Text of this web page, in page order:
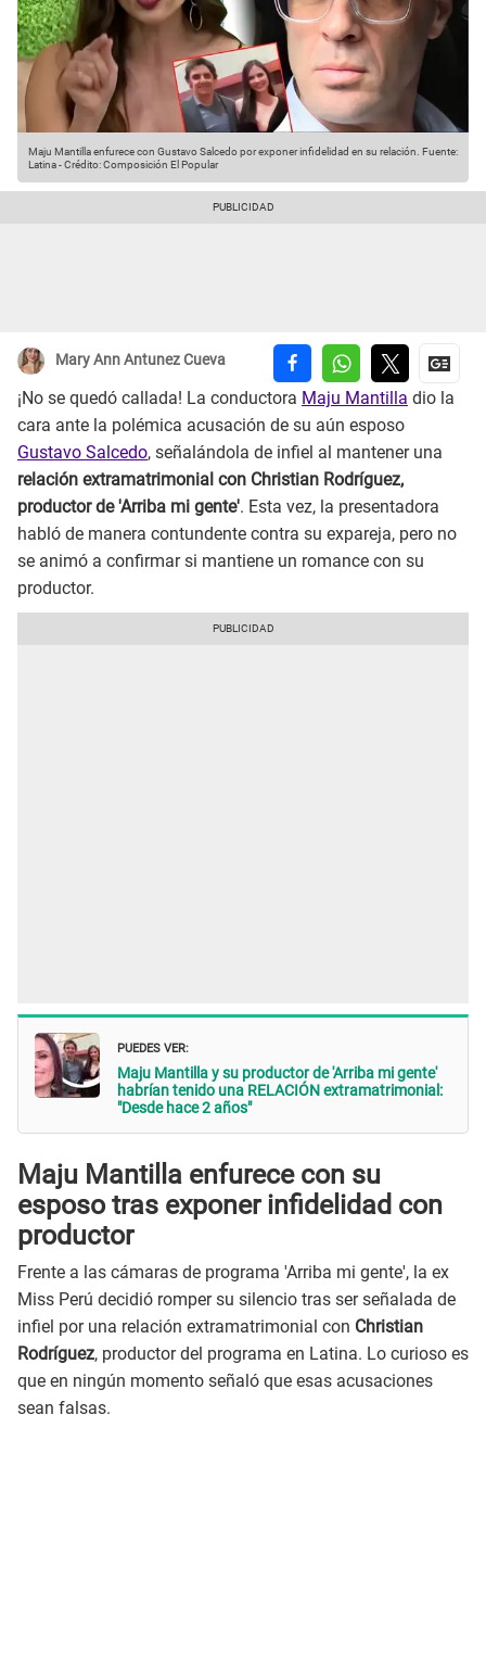
Maju Mantilla enfurece con Gustavo Salcedo por exponer infidelidad en su relación. Fuente:
Latina-Crédito: Composición El Popular
Mary Ann Antunez Cueva
¡No se quedó callada! La conductora Maju Mantilla dio la
cara ante la polémica acusación de su aún esposo
Gustavo Salcedo, señalándola de infiel al mantener una
relación extramatrimonial con Christian Rodríguez,
productor de 'Arriba mi gente'. Esta vez, la presentadora
habló de manera contundente contra su expareja, pero no
se animó a confirmar si mantiene un romance con su
productor.
PUEDES VER:
Maju Mantilla y su productor de 'Arriba mi gente'
habrían tenido una RELACIÓN extramatrimonial:
"Desde hace 2 años"
Maju Mantilla enfurece con su
esposo tras exponer infidelidad con
productor
Frente a las cámaras de programa 'Arriba mi gente', la ex
Miss Perú decidió romper su silencio tras ser señalada de
infiel por una relación extramatrimonial con Christian
Rodríguez, productor del programa en Latina. Lo curioso es
que en ningún momento señaló que esas acusaciones
sean falsas.